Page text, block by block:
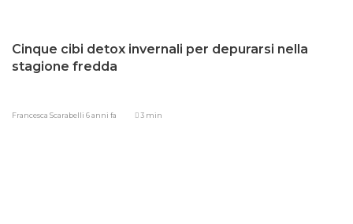
Cinque cibi detox invernali per depurarsi nella
stagione fredda
Francesca Scarabelli 6 anni fa 3 min